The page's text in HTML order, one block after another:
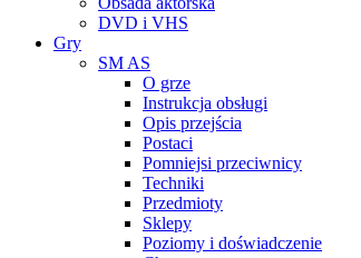
DVD i VHS
Gry
SM AS
O grze
Instrukcja obsługi
Opis przejścia
Postaci
Pomniejsi przeciwnicy
Techniki
Przedmioty
Sklepy
Poziomy i doświadczenie